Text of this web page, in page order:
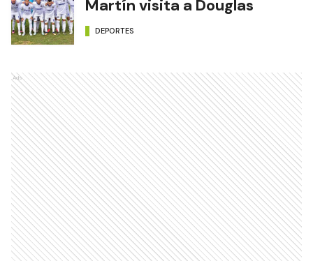
Martín visita a Douglas
DEPORTES
Ads